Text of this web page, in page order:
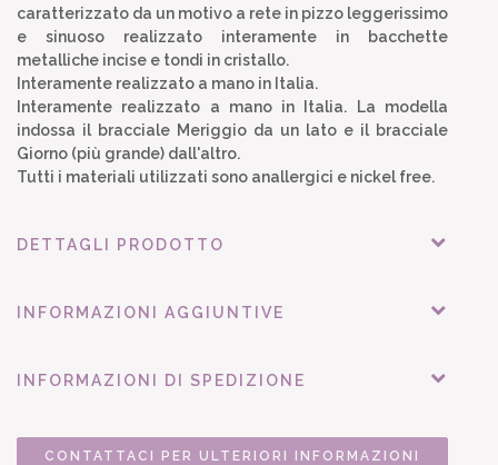
caratterizzato da un motivo a rete in pizzo leggerissimo
e sinuoso realizzato interamente in bacchette
metalliche incise e tondi in cristallo.
Interamente realizzato a mano in Italia.
Interamente realizzato a mano in Italia. La modella
indossa il bracciale Meriggio da un lato e il bracciale
Giorno (più grande) dall'altro.
Tutti i materiali utilizzati sono anallergici e nickel free.
DETTAGLI PRODOTTO
INFORMAZIONI AGGIUNTIVE
INFORMAZIONI DI SPEDIZIONE
CONTATTACI PER ULTERIORI INFORMAZIONI